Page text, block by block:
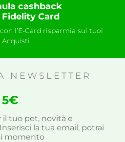
cashback
Card
l’E-Card risparmia sui tuoi
Acquisti
NEWSLETTER
il tuo pet, novità e
la tua email, potrai
momento